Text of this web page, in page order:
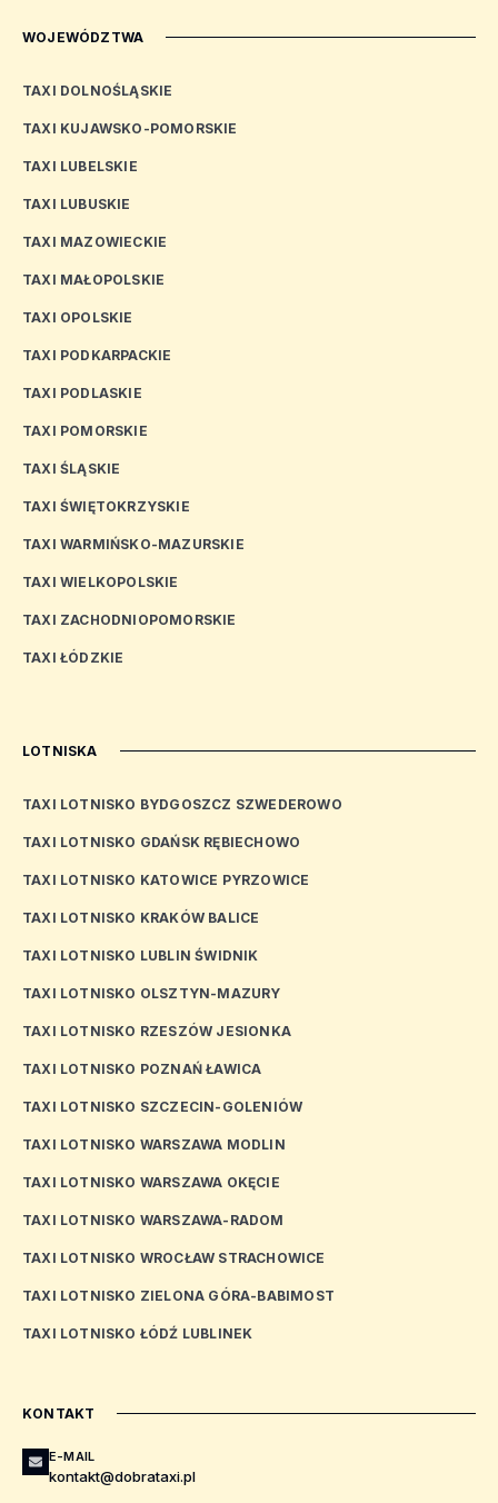
WOJEWÓDZTWA
TAXI DOLNOŚLĄSKIE
TAXI KUJAWSKO-POMORSKIE
TAXI LUBELSKIE
TAXI LUBUSKIE
TAXI MAZOWIECKIE
TAXI MAŁOPOLSKIE
TAXI OPOLSKIE
TAXI PODKARPACKIE
TAXI PODLASKIE
TAXI POMORSKIE
TAXI ŚLĄSKIE
TAXI ŚWIĘTOKRZYSKIE
TAXI WARMIŃSKO-MAZURSKIE
TAXI WIELKOPOLSKIE
TAXI ZACHODNIOPOMORSKIE
TAXI ŁÓDZKIE
LOTNISKA
TAXI LOTNISKO BYDGOSZCZ SZWEDEROWO
TAXI LOTNISKO GDAŃSK RĘBIECHOWO
TAXI LOTNISKO KATOWICE PYRZOWICE
TAXI LOTNISKO KRAKÓW BALICE
TAXI LOTNISKO LUBLIN ŚWIDNIK
TAXI LOTNISKO OLSZTYN-MAZURY
TAXI LOTNISKO RZESZÓW JESIONKA
TAXI LOTNISKO POZNAŃ ŁAWICA
TAXI LOTNISKO SZCZECIN-GOLENIÓW
TAXI LOTNISKO WARSZAWA MODLIN
TAXI LOTNISKO WARSZAWA OKĘCIE
TAXI LOTNISKO WARSZAWA-RADOM
TAXI LOTNISKO WROCŁAW STRACHOWICE
TAXI LOTNISKO ZIELONA GÓRA-BABIMOST
TAXI LOTNISKO ŁÓDŹ LUBLINEK
KONTAKT
E-MAIL
kontakt@dobrataxi.pl